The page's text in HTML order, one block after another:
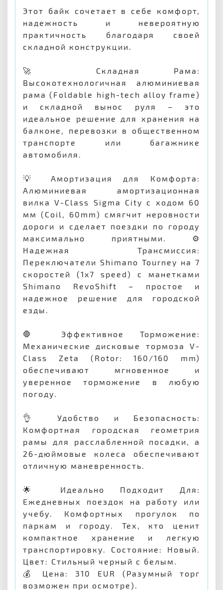
Этот байк сочетает в себе комфорт,
надежность и невероятную
практичность благодаря своей
складной конструкции.
🚀 Складная Рама:
Высокотехнологичная алюминиевая
рама (Foldable high-tech alloy frame)
и складной вынос руля – это
идеальное решение для хранения на
балконе, перевозки в общественном
транспорте или багажнике
автомобиля.
💡 Амортизация для Комфорта:
Алюминиевая амортизационная
вилка V-Class Sigma City с ходом 60
мм (Coil, 60mm) смягчит неровности
дороги и сделает поездки по городу
максимально приятными. ⚙️
Надежная Трансмиссия:
Переключатели Shimano Tourney на 7
скоростей (1x7 speed) с манетками
Shimano RevoShift – простое и
надежное решение для городской
езды.
🛑 Эффективное Торможение:
Механические дисковые тормоза V-
Class Zeta (Rotor: 160/160 mm)
обеспечивают мгновенное и
уверенное торможение в любую
погоду.
👌 Удобство и Безопасность:
Комфортная городская геометрия
рамы для расслабленной посадки, а
26-дюймовые колеса обеспечивают
отличную маневренность.
🌟 Идеально Подходит Для:
Ежедневных поездок на работу или
учебу. Комфортных прогулок по
паркам и городу. Тех, кто ценит
компактное хранение и легкую
транспортировку. Состояние: Новый.
Цвет: Стильный черный с белым.
💰 Цена: 310 EUR (Разумный торг
возможен при осмотре).